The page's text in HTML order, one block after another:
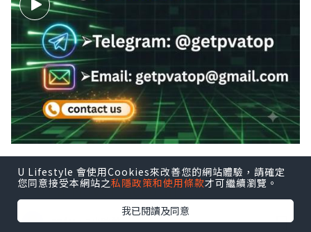
07 Steps to Ensure a Safe Purchas
e of a Naver Account ...
rgtu 3小時前
U Lifestyle 會使用Cookies來改善您的網站體驗，請確定
您同意接受本網站之私隱政策和使用條款才可繼續瀏覽。
我已閱讀及同意